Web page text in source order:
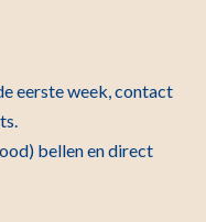
eerste week, contact
bellen en direct